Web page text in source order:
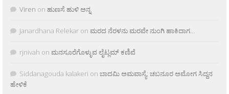
Viren on ಹುಣಸೆ ಹುಳಿ ಅನ್ನ
Janardhana Relekar on ಮರದ ನೆರಳನು ಮರವೇ ನುಂಗಿ ಹಾಕಿದಾಗ…
rjnivah on ಮನಸೂರೆಗೊಳ್ಳುವ ಲೈಟ್ಲಮ್ ಕಣಿವೆ
Siddanagouda kalakeri on ಬಾದಮಿ ಅಮವಾಸ್ಯೆ: ಚಬನೂರ ಅಮೋಗ ಸಿದ್ದನ
ಹೇಳಿಕೆ